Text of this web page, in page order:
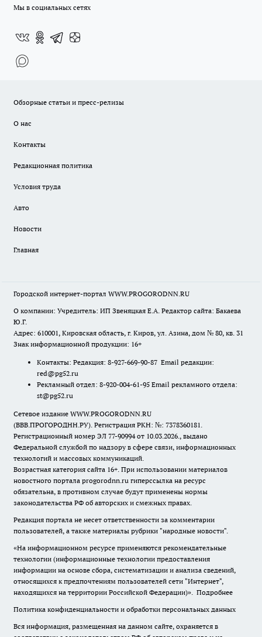
Мы в социальных сетях
Обзорные статьи и пресс-релизы
О нас
Контакты
Редакционная политика
Условия труда
Авто
Новости
Главная
Городской интернет-портал WWW.PROGORODNN.RU
О компании: Учредитель: ИП Звеняцкая Е.А. Редактор сайта: Бакаева
Ю.Г.
Адрес: 610001, Кировская область, г. Киров, ул. Азина, дом № 80, кв. 31
Знак информационной продукции: 16+
Контакты: Редакция: 8-927-669-90-87 Email редакции:
red@pg52.ru
Рекламный отдел: 8-920-004-61-95 Email рекламного отдела:
st@pg52.ru
Сетевое издание WWW.PROGORODNN.RU
(ВВВ.ПРОГОРОДНН.РУ). Регистрация РКН: №: 7378360181.
Регистрационный номер ЭЛ 77-90994 от 10.03.2026., выдано
Федеральной службой по надзору в сфере связи, информационных
технологий и массовых коммуникаций.
Возрастная категория сайта 16+. При использовании материалов
новостного портала progorodnn.ru гиперссылка на ресурс
обязательна, в противном случае будут применены нормы
законодательства РФ об авторских и смежных правах.
Редакция портала не несет ответственности за комментарии
пользователей, а также материалы рубрики "народные новости".
«На информационном ресурсе применяются рекомендательные
технологии (информационные технологии предоставления
информации на основе сбора, систематизации и анализа сведений,
относящихся к предпочтениям пользователей сети "Интернет",
находящихся на территории Российской Федерации)». Подробнее
Политика конфиденциальности и обработки персональных данных
Вся информация, размещенная на данном сайте, охраняется в